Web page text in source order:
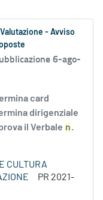
- Avviso
6-ago-
card
dirigenziale
il Verbale n.
CULTURA
PR 2021-